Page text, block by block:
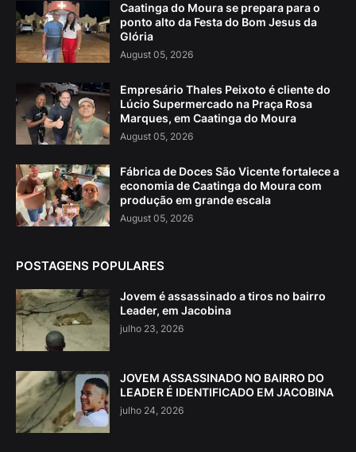
Caatinga do Moura se prepara para o
ponto alto da Festa do Bom Jesus da
Glória
August 05, 2026
Empresário Thales Peixoto é cliente do
Lúcio Supermercado na Praça Rosa
Marques, em Caatinga do Moura
August 05, 2026
Fábrica de Doces São Vicente fortalece a
economia de Caatinga do Moura com
produção em grande escala
August 05, 2026
POSTAGENS POPULARES
Jovem é assassinado a tiros no bairro
Leader, em Jacobina
julho 23, 2026
JOVEM ASSASSINADO NO BAIRRO DO
LEADER É IDENTIFICADO EM JACOBINA
julho 24, 2026